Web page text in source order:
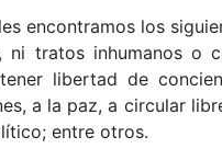
encontramos los
ni tratos inhumanos o
libertad de
a la paz, a circular
entre otros.